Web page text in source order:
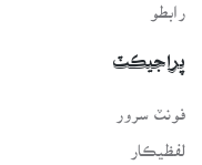
رابطو
پراجيڪٽ
فونٽ سرور
لفظيڪار